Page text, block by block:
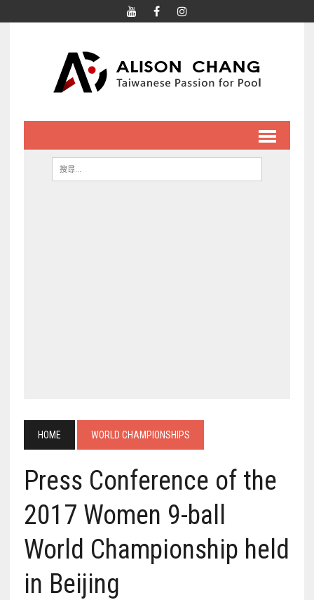
HOME WORLD CHAMPIONSHIPS
Press Conference of the
2017 Women 9-ball
World Championship held
in Beijing